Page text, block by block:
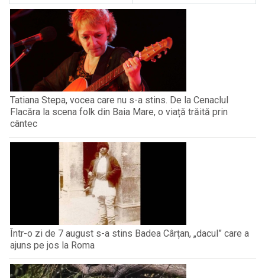
Tatiana Stepa, vocea care nu s-a stins. De la Cenaclul
Flacăra la scena folk din Baia Mare, o viață trăită prin
cântec
Într-o zi de 7 august s-a stins Badea Cârțan, „dacul” care a
ajuns pe jos la Roma